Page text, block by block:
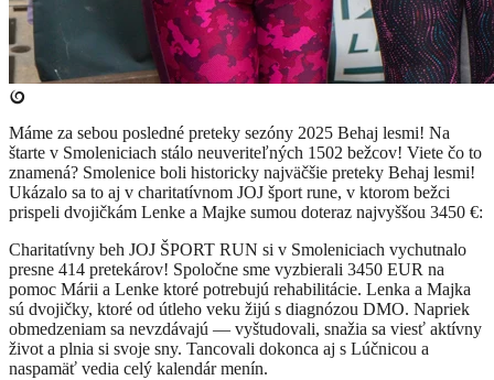
Máme za sebou posledné preteky sezóny 2025 Behaj lesmi! Na
štarte v Smoleniciach stálo neuveriteľných 1502 bežcov! Viete čo to
znamená? Smolenice boli historicky najväčšie preteky Behaj lesmi!
Ukázalo sa to aj v charitatívnom JOJ šport rune, v ktorom bežci
prispeli dvojičkám Lenke a Majke sumou doteraz najvyššou 3450 €:
Charitatívny beh JOJ ŠPORT RUN si v Smoleniciach vychutnalo
presne 414 pretekárov! Spoločne sme vyzbierali 3450 EUR na
pomoc Márii a Lenke ktoré potrebujú rehabilitácie. Lenka a Majka
sú dvojičky, ktoré od útleho veku žijú s diagnózou DMO. Napriek
obmedzeniam sa nevzdávajú — vyštudovali, snažia sa viesť aktívny
život a plnia si svoje sny. Tancovali dokonca aj s Lúčnicou a
naspamäť vedia celý kalendár menín.